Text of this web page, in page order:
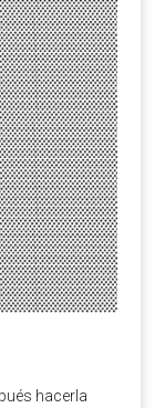
hacerla